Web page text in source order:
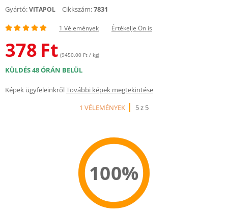
Gyártó:VITAPOL Cikkszám:7831
1 Vélemények Értékelje Ön is
378 Ft (9450.00 Ft / kg)
KÜLDÉS 48 ÓRÁN BELÜL
Képek ügyfeleinkrőlTovábbi képek megtekintése
1 VÉLEMÉNYEK
5 z 5
100%